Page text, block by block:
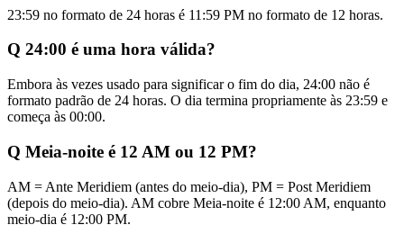
23:59 no formato de 24 horas é 11:59 PM no formato de 12 horas.
Q 24:00 é uma hora válida?
Embora às vezes usado para significar o fim do dia, 24:00 não é
formato padrão de 24 horas. O dia termina propriamente às 23:59 e
começa às 00:00.
Q Meia-noite é 12 AM ou 12 PM?
AM = Ante Meridiem (antes do meio-dia), PM = Post Meridiem
(depois do meio-dia). AM cobre Meia-noite é 12:00 AM, enquanto
meio-dia é 12:00 PM.